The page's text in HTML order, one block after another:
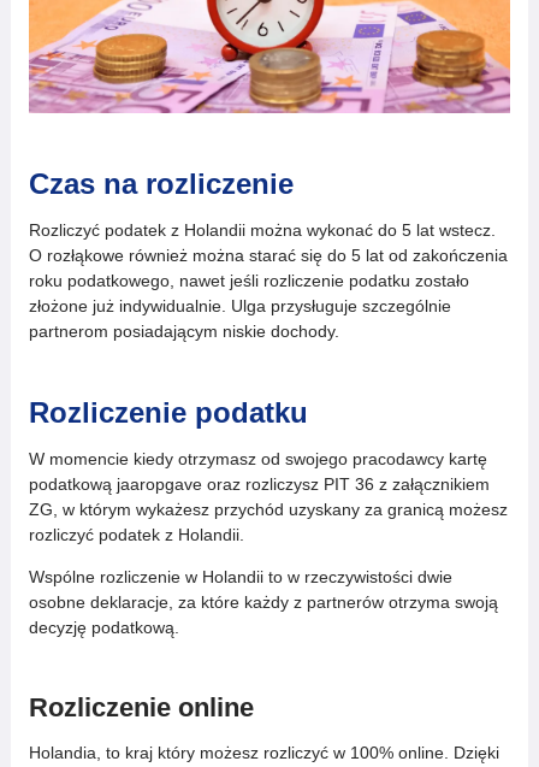
Czas na rozliczenie
Rozliczyć podatek z Holandii można wykonać do 5 lat wstecz.
O rozłąkowe również można starać się do 5 lat od zakończenia
roku podatkowego, nawet jeśli rozliczenie podatku zostało
złożone już indywidualnie. Ulga przysługuje szczególnie
partnerom posiadającym niskie dochody.
Rozliczenie podatku
W momencie kiedy otrzymasz od swojego pracodawcy kartę
podatkową jaaropgave oraz rozliczysz PIT 36 z załącznikiem
ZG, w którym wykażesz przychód uzyskany za granicą możesz
rozliczyć podatek z Holandii.
Wspólne rozliczenie w Holandii to w rzeczywistości dwie
osobne deklaracje, za które każdy z partnerów otrzyma swoją
decyzję podatkową.
Rozliczenie online
Holandia, to kraj który możesz rozliczyć w 100% online. Dzięki